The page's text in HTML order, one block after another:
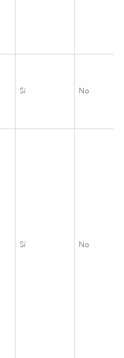
Sí No
Sí No